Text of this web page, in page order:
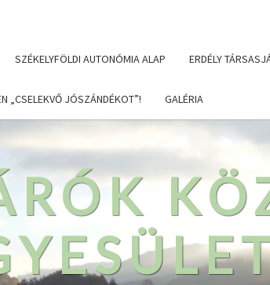
SZÉKELYFÖLDI AUTONÓMIA ALAP ERDÉLY
„CSELEKVŐ JÓSZÁNDÉKOT”! GALÉRIA